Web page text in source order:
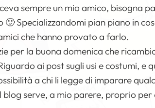
sempre un mio amico, bisogna
🙂 Specializzandomi pian piano in
che hanno provato a farlo.
per la buona domenica che
ai post sugli usi e costumi, e
a chi li legge di imparare
blog serve, a mio parere, proprio